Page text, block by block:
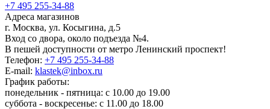
+7 495 255-34-88
Адреса магазинов
г. Москва, ул. Косыгина, д.5
Вход со двора, около подъезда №4.
В пешей доступности от метро Ленинский проспект!
Телефон: +7 495 255-34-88
E-mail: klastek@inbox.ru
График работы:
понедельник - пятница: с 10.00 до 19.00
суббота - воскресенье: с 11.00 до 18.00